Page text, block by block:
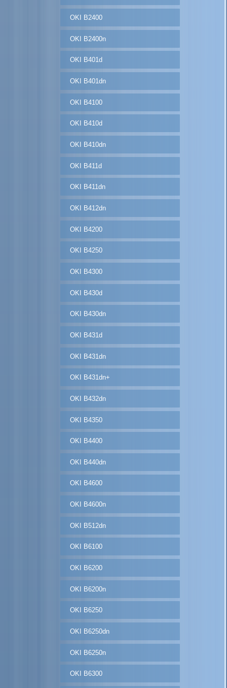
OKI B2400
OKI B2400n
OKI B401d
OKI B401dn
OKI B4100
OKI B410d
OKI B410dn
OKI B411d
OKI B411dn
OKI B412dn
OKI B4200
OKI B4250
OKI B4300
OKI B430d
OKI B430dn
OKI B431d
OKI B431dn
OKI B431dn+
OKI B432dn
OKI B4350
OKI B4400
OKI B440dn
OKI B4600
OKI B4600n
OKI B512dn
OKI B6100
OKI B6200
OKI B6200n
OKI B6250
OKI B6250dn
OKI B6250n
OKI B6300